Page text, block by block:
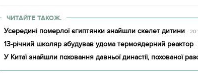
ЧИТАЙТЕ ТАКОЖ.
Усередині померлої єгиптянки знайшли скелет дитини - 20-
13-річний школяр збудував удома термоядерний реактор -
У Китаї знайшли поховання давньої династії, похованої